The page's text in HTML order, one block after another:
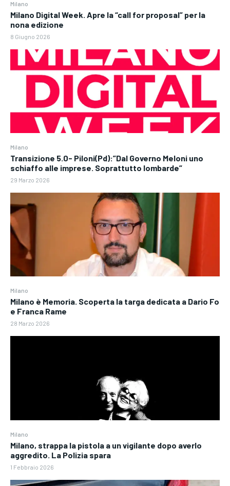
Milano
Milano Digital Week. Apre la “call for proposal” per la
nona edizione
8 Giugno 2026
Milano
Transizione 5.0- Piloni(Pd):”Dal Governo Meloni uno
schiaffo alle imprese. Soprattutto lombarde”
29 Marzo 2026
Milano
Milano è Memoria. Scoperta la targa dedicata a Dario Fo
e Franca Rame
28 Marzo 2026
Milano
Milano, strappa la pistola a un vigilante dopo averlo
aggredito. La Polizia spara
1 Febbraio 2026